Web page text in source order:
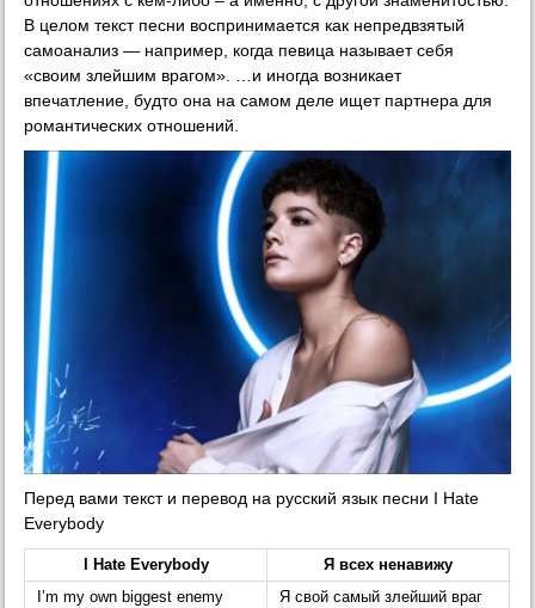
В целом текст песни воспринимается как непредвзятый
самоанализ — например, когда певица называет себя
«своим злейшим врагом». …и иногда возникает
впечатление, будто она на самом деле ищет партнера для
романтических отношений.
Перед вами текст и перевод на русский язык песни I Hate
Everybody
I Hate Everybody
Я всех ненавижу
I’m my own biggest enemy
Я свой самый злейший враг